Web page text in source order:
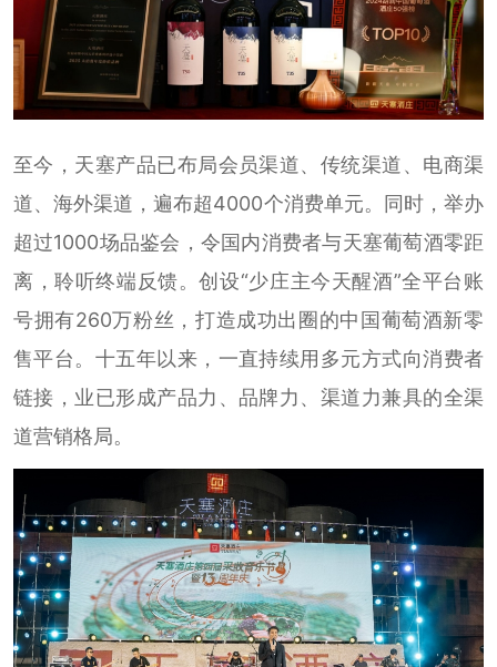
至今，天塞产品已布局会员渠道、传统渠道、电商渠
道、海外渠道，遍布超4000个消费单元。同时，举办
超过1000场品鉴会，令国内消费者与天塞葡萄酒零距
离，聆听终端反馈。创设“少庄主今天醒酒”全平台账
号拥有260万粉丝，打造成功出圈的中国葡萄酒新零
售平台。十五年以来，一直持续用多元方式向消费者
链接，业已形成产品力、品牌力、渠道力兼具的全渠
道营销格局。